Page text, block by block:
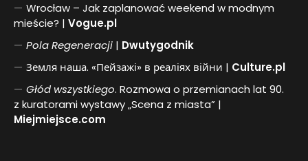
Wrocław – Jak zaplanować weekend w modnym
mieście? | Vogue.pl
PolaRegeneracji | Dwutygodnik
Земля наша. «Пейзажі» в реаліях війни | Culture.pl
Głód wszystkiego. Rozmowa o przemianach lat 90.
z kuratorami wystawy „Scena z miasta” |
Miejmiejsce.com